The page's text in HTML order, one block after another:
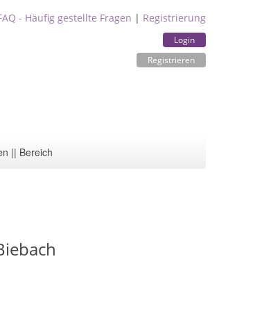
- Häufig gestellte Fragen | Registrierung
Login
Registrieren
|| Bereich